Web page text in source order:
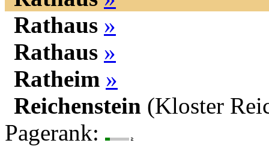
Rathaus »
Rathaus »
Ratheim »
Reichenstein (Kloster
Pagerank: